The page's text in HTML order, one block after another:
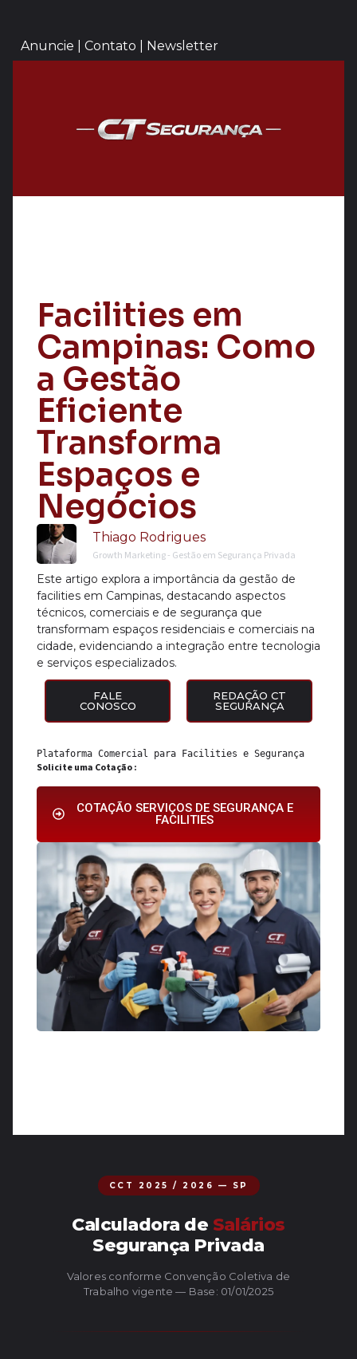
Anuncie | Contato | Newsletter
Facilities em
Campinas: Como
a Gestão
Eficiente
Transforma
Espaços e
Negócios
Thiago Rodrigues
Growth Marketing - Gestão em Segurança Privada
Este artigo explora a importância da gestão de
facilities em Campinas, destacando aspectos
técnicos, comerciais e de segurança que
transformam espaços residenciais e comerciais na
cidade, evidenciando a integração entre tecnologia
e serviços especializados.
FALE
CONOSCO
REDAÇÃO CT
SEGURANÇA
Plataforma Comercial para Facilities e Segurança
Solicite uma Cotação :
COTAÇÃO SERVIÇOS DE SEGURANÇA E
FACILITIES
CCT 2025 / 2026 — SP
Calculadora de Salários
Segurança Privada
Valores conforme Convenção Coletiva de
Trabalho vigente — Base: 01/01/2025